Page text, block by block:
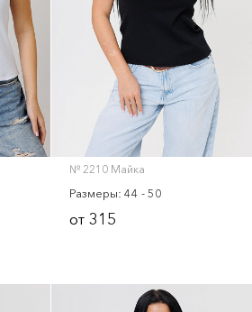
Скачать прайс-лист
№ 2210 Майка
Размеры: 44 - 50
от315